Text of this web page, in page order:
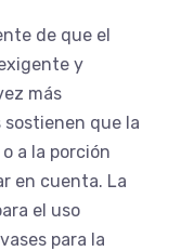
de que el
y
más
sostienen que la
a la porción
en cuenta. La
el uso
para la